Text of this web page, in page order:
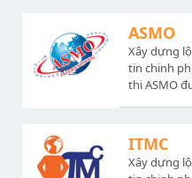
các đề thi
bộ đề ôn tập.
ASMO
Xây dựng
tin chinh
thi ASMO
chuyên
các đề thi
bộ đề ôn tập.
ITMC
Xây dựng